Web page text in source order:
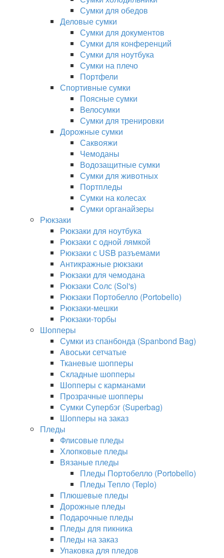
Сумки для обедов
Деловые сумки
Сумки для документов
Сумки для конференций
Сумки для ноутбука
Сумки на плечо
Портфели
Спортивные сумки
Поясные сумки
Велосумки
Сумки для тренировки
Дорожные сумки
Саквояжи
Чемоданы
Водозащитные сумки
Сумки для животных
Портпледы
Сумки на колесах
Сумки органайзеры
Рюкзаки
Рюкзаки для ноутбука
Рюкзаки с одной лямкой
Рюкзаки с USB разъемами
Антикражные рюкзаки
Рюкзаки для чемодана
Рюкзаки Солс (Sol's)
Рюкзаки Портобелло (Portobello)
Рюкзаки-мешки
Рюкзаки-торбы
Шопперы
Сумки из спанбонда (Spanbond Bag)
Авоськи сетчатые
Тканевые шопперы
Складные шопперы
Шопперы с карманами
Прозрачные шопперы
Сумки Супербэг (Superbag)
Шопперы на заказ
Пледы
Флисовые пледы
Хлопковые пледы
Вязаные пледы
Пледы Портобелло (Portobello)
Пледы Тепло (Teplo)
Плюшевые пледы
Дорожные пледы
Подарочные пледы
Пледы для пикника
Пледы на заказ
Упаковка для пледов